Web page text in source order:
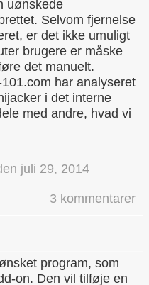
uønskede
Selvom fjernelse
er det ikke umuligt
brugere er måske
det manuelt.
har analyseret
i det interne
med andre, hvad vi
juli 29, 2014
3 kommentarer
program, som
on. Den vil tilføje en